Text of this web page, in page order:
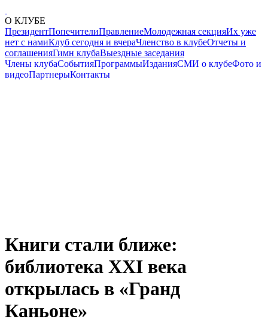
О КЛУБЕ
ПрезидентПопечителиПравлениеМолодежная секцияИх уже
нет с намиКлуб сегодня и вчераЧленство в клубеОтчеты и
соглашенияГимн клубаВыездные заседания
Члены клубаСобытияПрограммыИзданияСМИ о клубеФото и
видеоПартнерыКонтакты
Книги стали ближе:
библиотека XXI века
открылась в «Гранд
Каньоне»